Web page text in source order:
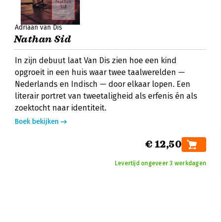
Adriaan van Dis
Nathan Sid
In zijn debuut laat Van Dis zien hoe een kind
opgroeit in een huis waar twee taalwerelden —
Nederlands en Indisch — door elkaar lopen. Een
literair portret van tweetaligheid als erfenis én als
zoektocht naar identiteit.
Boek bekijken
€ 12,50
Levertijd ongeveer 3 werkdagen